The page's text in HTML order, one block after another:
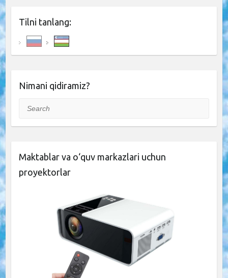
Tilni tanlang:
Nimani qidiramiz?
Search
Maktablar va o‘quv markazlari uchun
proyektorlar